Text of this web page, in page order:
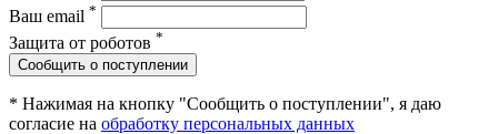
Ваш email *
Защита от роботов *
Сообщить о поступлении
* Нажимая на кнопку "Сообщить о поступлении", я даю
согласие на обработку персональных данных